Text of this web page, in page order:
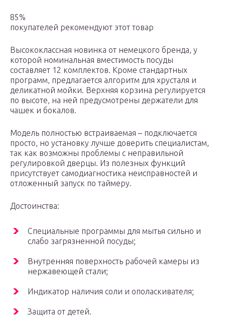
85%
покупателей рекомендуют этот товар
Высококлассная новинка от немецкого бренда, у
которой номинальная вместимость посуды
составляет 12 комплектов. Кроме стандартных
программ, предлагается алгоритм для хрусталя и
деликатной мойки. Верхняя корзина регулируется
по высоте, на ней предусмотрены держатели для
чашек и бокалов.
Модель полностью встраиваемая – подключается
просто, но установку лучше доверить специалистам,
так как возможны проблемы с неправильной
регулировкой дверцы. Из полезных функций
присутствует самодиагностика неисправностей и
отложенный запуск по таймеру.
Достоинства:
Специальные программы для мытья сильно и
слабо загрязненной посуды;
Внутренняя поверхность рабочей камеры из
нержавеющей стали;
Индикатор наличия соли и ополаскивателя;
Защита от детей.